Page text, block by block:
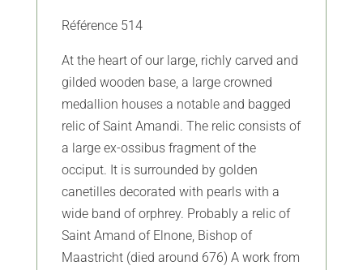
Référence 514
At the heart of our large, richly carved and
gilded wooden base, a large crowned
medallion houses a notable and bagged
relic of Saint Amandi. The relic consists of
a large ex-ossibus fragment of the
occiput. It is surrounded by golden
canetilles decorated with pearls with a
wide band of orphrey. Probably a relic of
Saint Amand of Elnone, Bishop of
Maastricht (died around 676) A work from